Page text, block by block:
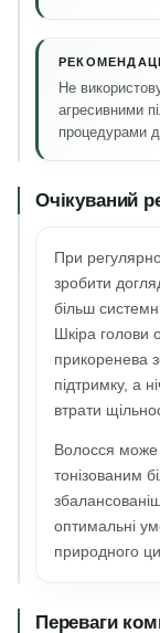
Не
агресивними
процедурами
Очікуваний
При
зробити
більш
Шкіра голови
прикоренева
підтримку, а
втрати
Волосся може
тонізованим
оптимальні
природного
Переваги